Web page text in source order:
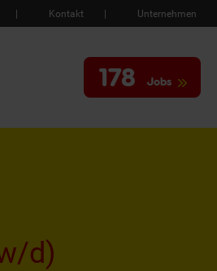
Kontakt Unternehmen
178 Jobs
d)